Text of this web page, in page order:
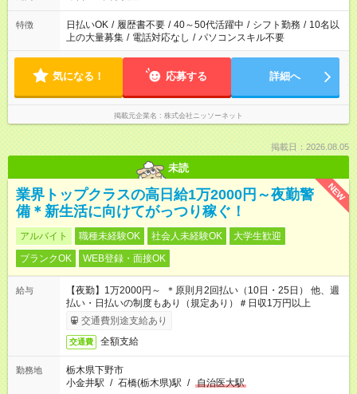
特徴 日払いOK / 履歴書不要 / 40～50代活躍中 / シフト勤務 / 10名以
上の大量募集 / 電話対応なし / パソコンスキル不要
気になる！ 応募する 詳細へ
掲載元企業名 株式会社ニッソーネット
掲載日：2026.08.05
未読
NEW
業界トップクラスの高日給1万2000円～夜勤警
備＊新生活に向けてがっつり稼ぐ！
アルバイト 職種未経験OK 社会人未経験OK
大学生歓迎
ブランクOK
WEB登録・面接OK
給与
【夜勤】1万2000円～ ＊原則月2回払い（10日・25日） 他、週
払い・日払いの制度もあり（規定あり）＃日収1万円以上
交通費別途支給あり
交通費 全額支給
勤務地
栃木県下野市
小金井駅 / 石橋(栃木県)駅 / 自治医大駅